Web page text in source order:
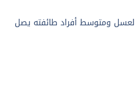
ومتوسط أفراد طائفته يصل